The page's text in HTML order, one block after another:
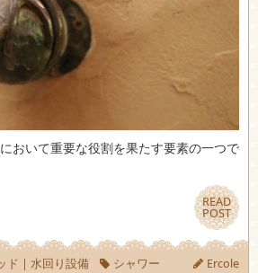
おいて重要な役割を果たす要素の一つで
READ
POST
READ
POST
ド | 水回り設備 シャワー Ercole